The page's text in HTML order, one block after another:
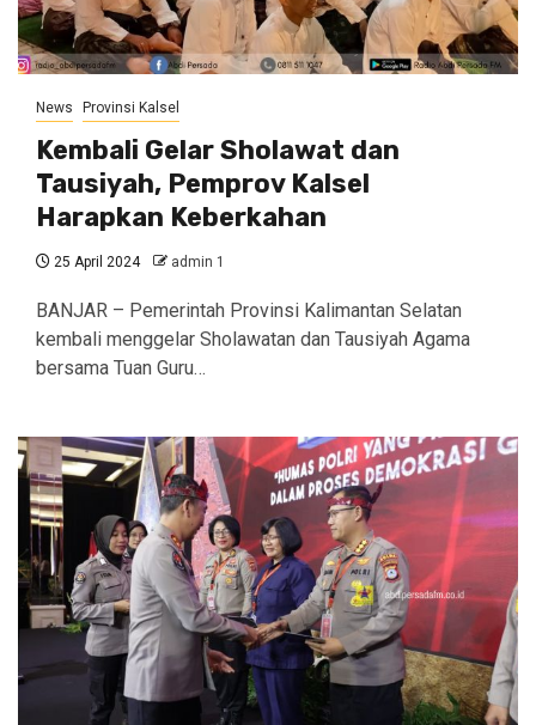
News Provinsi Kalsel
Kembali Gelar Sholawat dan
Tausiyah, Pemprov Kalsel
Harapkan Keberkahan
25 April 2024 admin 1
BANJAR – Pemerintah Provinsi Kalimantan Selatan
kembali menggelar Sholawatan dan Tausiyah Agama
bersama Tuan Guru…